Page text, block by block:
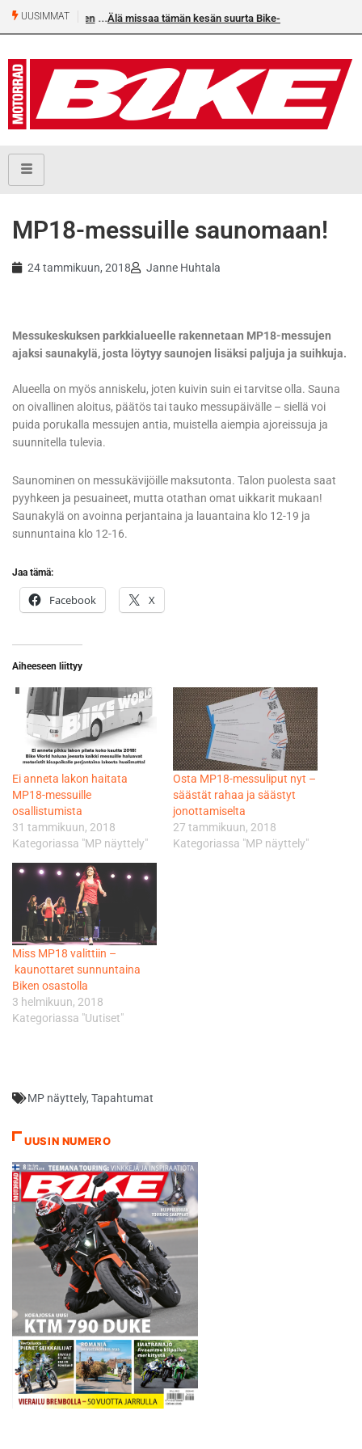
UUSIMMAT
voittoputkeen
Älä missaa tämän kesän suurta Bike-
MP18-messuille saunomaan!
24 tammikuun, 2018 Janne Huhtala
Messukeskuksen parkkialueelle rakennetaan MP18-messujen
ajaksi saunakylä, josta löytyy saunojen lisäksi paljuja ja suihkuja.
Alueella on myös anniskelu, joten kuivin suin ei tarvitse olla. Sauna
on oivallinen aloitus, päätös tai tauko messupäivälle – siellä voi
puida porukalla messujen antia, muistella aiempia ajoreissuja ja
suunnitella tulevia.
Saunominen on messukävijöille maksutonta. Talon puolesta saat
pyyhkeen ja pesuaineet, mutta otathan omat uikkarit mukaan!
Saunakylä on avoinna perjantaina ja lauantaina klo 12-19 ja
sunnuntaina klo 12-16.
Jaa tämä:
Facebook X
Aiheeseen liittyy
Ei anneta lakon haitata
MP18-messuille
osallistumista
31 tammikuun, 2018
Kategoriassa "MP näyttely"
Osta MP18-messuliput nyt –
säästät rahaa ja säästyt
jonottamiselta
27 tammikuun, 2018
Kategoriassa "MP näyttely"
Miss MP18 valittiin –
kaunottaret sunnuntaina
Biken osastolla
3 helmikuun, 2018
Kategoriassa "Uutiset"
MP näyttely, Tapahtumat
UUSIN NUMERO